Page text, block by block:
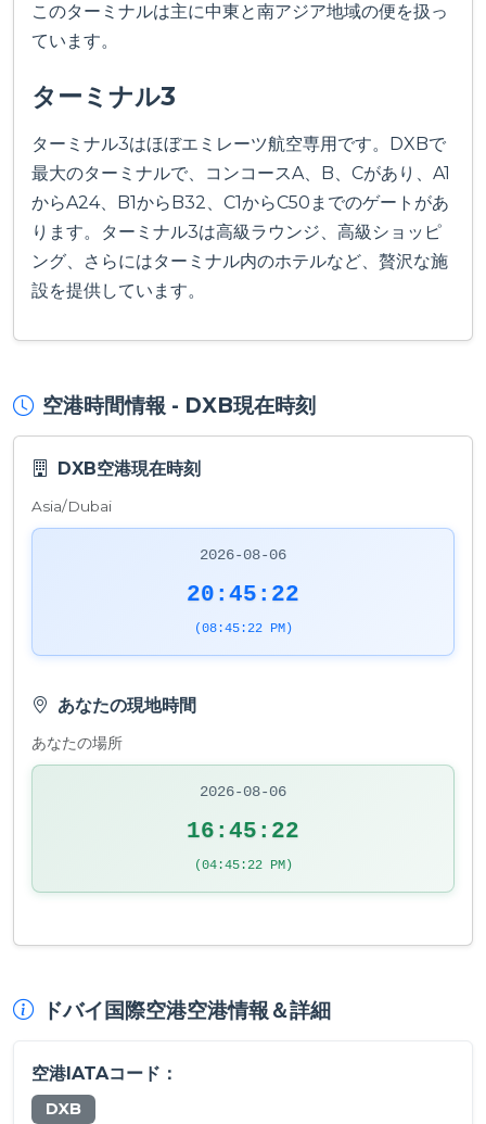
このターミナルは主に中東と南アジア地域の便を扱っ
ています。
ターミナル3
ターミナル3はほぼエミレーツ航空専用です。DXBで
最大のターミナルで、コンコースA、B、Cがあり、A1
からA24、B1からB32、C1からC50までのゲートがあ
ります。ターミナル3は高級ラウンジ、高級ショッピ
ング、さらにはターミナル内のホテルなど、贅沢な施
設を提供しています。
空港時間情報 - DXB現在時刻
DXB空港現在時刻
Asia/Dubai
2026-08-06
20:45:23
(08:45:23 PM)
あなたの現地時間
あなたの場所
2026-08-06
16:45:23
(04:45:23 PM)
ドバイ国際空港空港情報＆詳細
空港IATAコード：
DXB